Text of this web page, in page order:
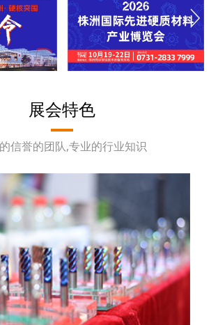
展会特色
信誉的团队,专业的行业知识